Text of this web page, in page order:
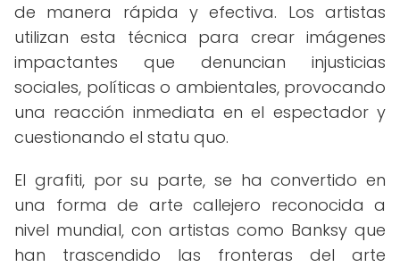
de manera rápida y efectiva. Los artistas
utilizan esta técnica para crear imágenes
impactantes que denuncian injusticias
sociales, políticas o ambientales, provocando
una reacción inmediata en el espectador y
cuestionando el statu quo.
El grafiti, por su parte, se ha convertido en
una forma de arte callejero reconocida a
nivel mundial, con artistas como Banksy que
han trascendido las fronteras del arte